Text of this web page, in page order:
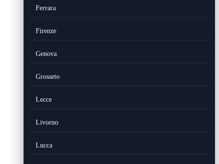
Ferrara
Firenze
Genova
Grosseto
Lecce
Livorno
Lucca